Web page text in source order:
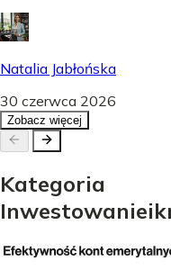
Natalia Jabłońska
30 czerwca 2026
Zobacz więcej
Kategoria
Inwestowaniei